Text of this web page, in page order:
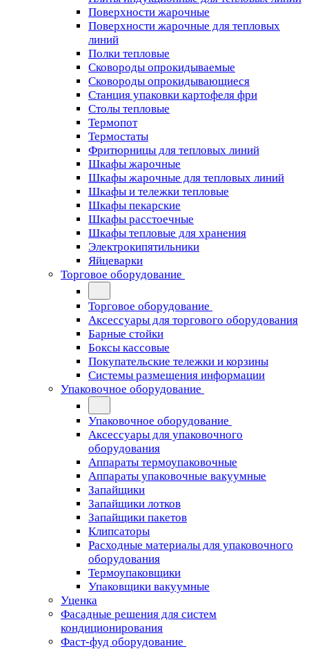
Поверхности жарочные
Поверхности жарочные для тепловых
линий
Полки тепловые
Сковороды опрокидываемые
Сковороды опрокидывающиеся
Станция упаковки картофеля фри
Столы тепловые
Термопот
Термостаты
Фритюрницы для тепловых линий
Шкафы жарочные
Шкафы жарочные для тепловых линий
Шкафы и тележки тепловые
Шкафы пекарские
Шкафы расстоечные
Шкафы тепловые для хранения
Электрокипятильники
Яйцеварки
Торговое оборудование
Торговое оборудование
Аксессуары для торгового оборудования
Барные стойки
Боксы кассовые
Покупательские тележки и корзины
Системы размещения информации
Упаковочное оборудование
Упаковочное оборудование
Аксессуары для упаковочного
оборудования
Аппараты термоупаковочные
Аппараты упаковочные вакуумные
Запайщики
Запайщики лотков
Запайщики пакетов
Клипсаторы
Расходные материалы для упаковочного
оборудования
Термоупаковщики
Упаковщики вакуумные
Уценка
Фасадные решения для систем
кондиционирования
Фаст-фуд оборудование